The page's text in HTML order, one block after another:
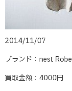
2014/11/07
ブランド：nest Robe
買取金額：4000円